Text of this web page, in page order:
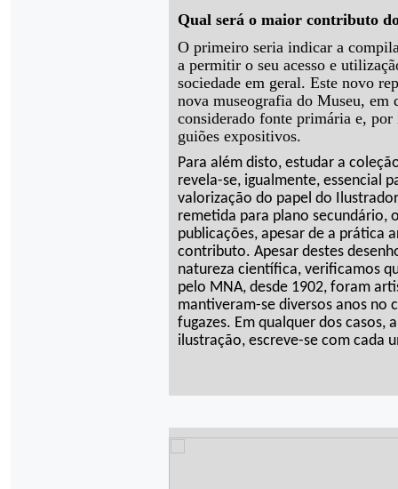
Qual será o maior contributo
O primeiro seria indicar a
a permitir o seu acesso e
sociedade em geral. Este novo
nova museografia do Museu, em
considerado fonte primária e,
guiões expositivos.
Para além disto, estudar a
revela-se, igualmente, essencial
valorização do papel do
remetida para plano secundário,
publicações, apesar de a prática
contributo. Apesar destes
natureza científica, verificamos
pelo MNA, desde 1902, foram
mantiveram-se diversos anos no
fugazes. Em qualquer dos casos,
ilustração, escreve-se com cada